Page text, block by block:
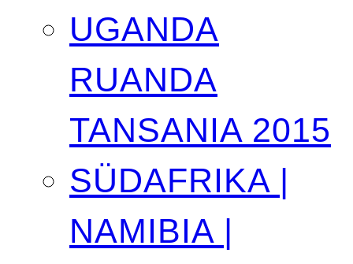
UGANDA
RUANDA
TANSANIA 2015
SÜDAFRIKA |
NAMIBIA |